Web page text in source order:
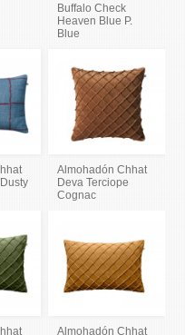
Buffalo Check
Heaven Blue P.
Blue
Almohadón Chhat
Deva Terciope
Cognac
Almohadón Chhat